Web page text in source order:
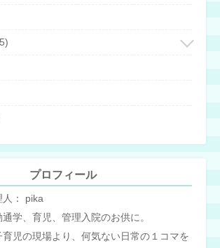
プロフィール
人： pika
通学、育児、管理入院のお供に。
育児の現場より、何気ない日常の１コマを